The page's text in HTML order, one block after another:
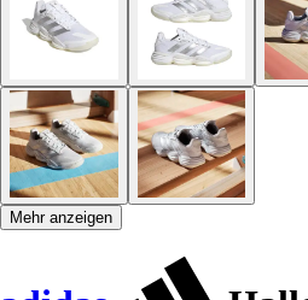
Mehr anzeigen